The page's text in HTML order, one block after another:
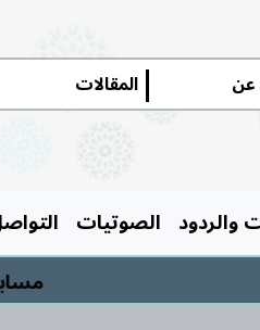
|
والردود الصوتيات